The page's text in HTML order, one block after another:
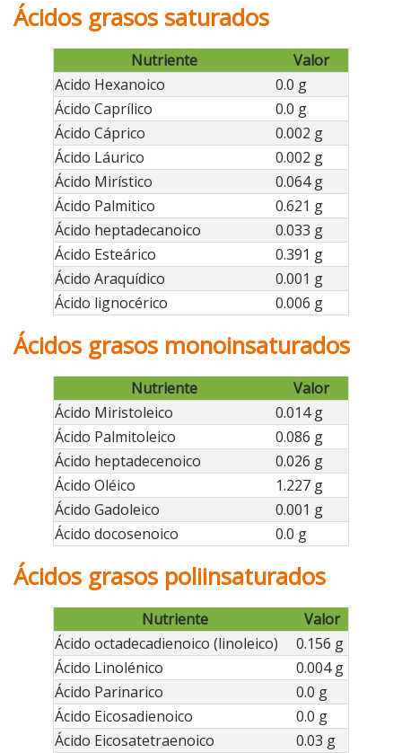
Ácidos grasos saturados
Nutriente
Valor
Acido Hexanoico
0.0 g
Ácido Caprílico
0.0 g
Ácido Cáprico
0.002 g
Ácido Láurico
0.002 g
Ácido Mirístico
0.064 g
Ácido Palmitico
0.621 g
Ácido heptadecanoico
0.033 g
Ácido Esteárico
0.391 g
Ácido Araquídico
0.001 g
Ácido lignocérico
0.006 g
Ácidos grasos monoinsaturados
Nutriente
Valor
Ácido Miristoleico
0.014 g
Ácido Palmitoleico
0.086 g
Ácido heptadecenoico
0.026 g
Ácido Oléico
1.227 g
Ácido Gadoleico
0.001 g
Ácido docosenoico
0.0 g
Ácidos grasos poliinsaturados
Nutriente
Valor
Ácido octadecadienoico (linoleico)
0.156 g
Ácido Linolénico
0.004 g
Ácido Parinarico
0.0 g
Ácido Eicosadienoico
0.0 g
Ácido Eicosatetraenoico
0.03 g